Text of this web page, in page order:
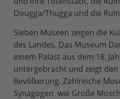
Dougga/Thugga und die
Sieben Museen zeigen die
des Landes. Das Museum
einem Palast aus dem 18.
untergebracht und zeigt
Bevölkerung. Zahlreiche
Synagogen wie Große